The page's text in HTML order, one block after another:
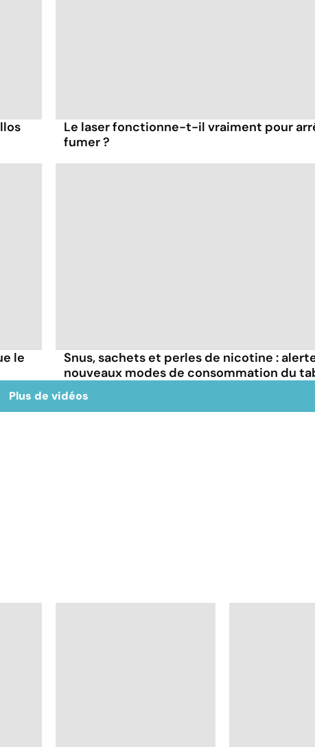
Le laser fonctionne-t-il vraiment pour
fumer ?
le
Snus, sachets et perles de nicotine :
nouveaux modes de consommation du
Plus de vidéos